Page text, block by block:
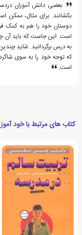
بعضی دانش آموزان
بکشانند. برای مثال، ممکن
دوستان خود را هم به کمک
است. این جاست که باید آن
به درس برگردانید. شاید
که توجه خود را به سوی
است.
کتاب های مرتبط با خود